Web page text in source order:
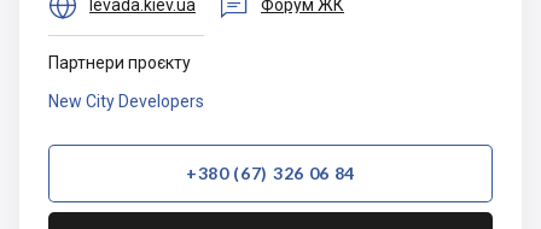
levada.kiev.ua Форум ЖК
+380 (67) 326 06 84
Партнери проєкту
New City Developers